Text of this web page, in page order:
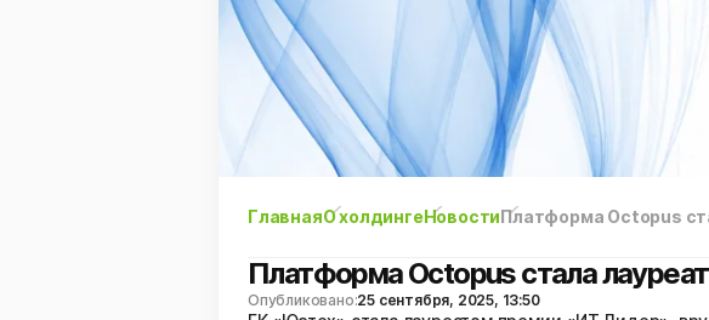
ГлавнаяО холдингеНовостиПлатформа Octopus
Платформа Octopus стала
Опубликовано:25 сентября, 2025, 13:50